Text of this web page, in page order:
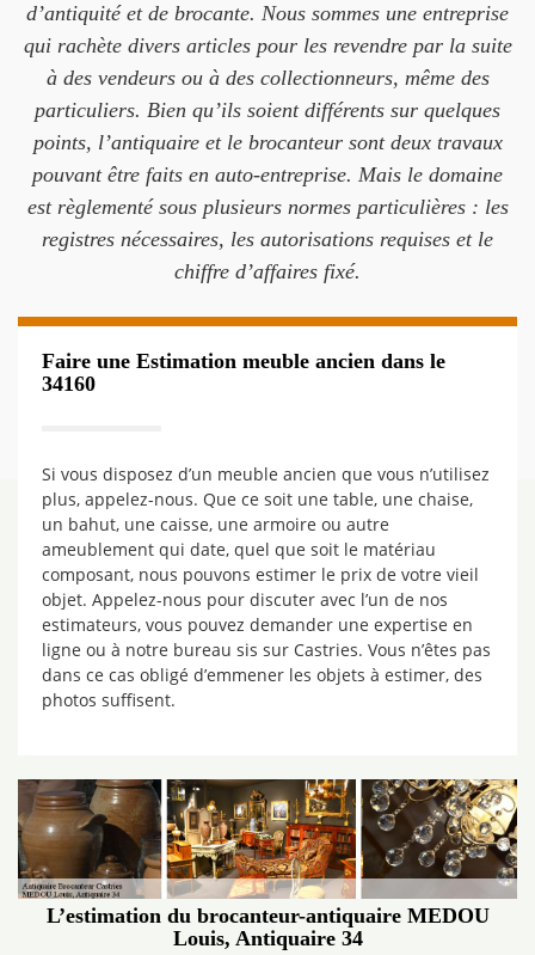
d’antiquité et de brocante. Nous sommes une entreprise
qui rachète divers articles pour les revendre par la suite
à des vendeurs ou à des collectionneurs, même des
particuliers. Bien qu’ils soient différents sur quelques
points, l’antiquaire et le brocanteur sont deux travaux
pouvant être faits en auto-entreprise. Mais le domaine
est règlementé sous plusieurs normes particulières : les
registres nécessaires, les autorisations requises et le
chiffre d’affaires fixé.
Faire une Estimation meuble ancien dans le
34160
Si vous disposez d’un meuble ancien que vous n’utilisez
plus, appelez-nous. Que ce soit une table, une chaise,
un bahut, une caisse, une armoire ou autre
ameublement qui date, quel que soit le matériau
composant, nous pouvons estimer le prix de votre vieil
objet. Appelez-nous pour discuter avec l’un de nos
estimateurs, vous pouvez demander une expertise en
ligne ou à notre bureau sis sur Castries. Vous n’êtes pas
dans ce cas obligé d’emmener les objets à estimer, des
photos suffisent.
L’estimation du brocanteur-antiquaire MEDOU
Louis, Antiquaire 34